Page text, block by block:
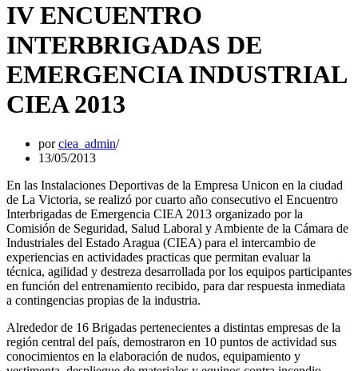
IV ENCUENTRO
INTERBRIGADAS DE
EMERGENCIA INDUSTRIAL
CIEA 2013
porciea_admin
13/05/2013
En las Instalaciones Deportivas de la Empresa Unicon en la ciudad
de La Victoria, se realizó por cuarto año consecutivo el Encuentro
Interbrigadas de Emergencia CIEA 2013 organizado por la
Comisión de Seguridad, Salud Laboral y Ambiente de la Cámara de
Industriales del Estado Aragua (CIEA) para el intercambio de
experiencias en actividades practicas que permitan evaluar la
técnica, agilidad y destreza desarrollada por los equipos participantes
en función del entrenamiento recibido, para dar respuesta inmediata
a contingencias propias de la industria.
Alrededor de 16 Brigadas pertenecientes a distintas empresas de la
región central del país, demostraron en 10 puntos de actividad sus
conocimientos en la elaboración de nudos, equipamiento y